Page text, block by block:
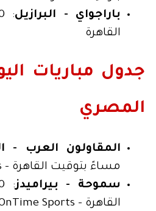
باراجواي - البرازيل
القاهرة
جدول مباريات
المصري
المقاولون العرب -
مساءً بتوقيت القاهرة - OnTime Sports
سموحة - بيراميدز
القاهرة - OnTime Sports